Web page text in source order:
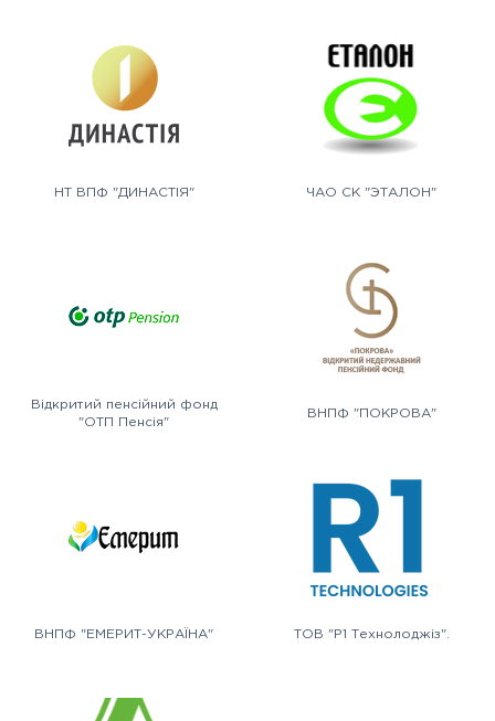
НТ ВПФ "ДИНАСТІЯ" ЧАО СК "ЭТАЛОН"
Відкритий пенсійний фонд
"ОТП Пенсія"
ВНПФ "ПОКРОВА"
ВНПФ "ЕМЕРИТ-УКРАЇНА" ТОВ "Р1 Технолоджіз".